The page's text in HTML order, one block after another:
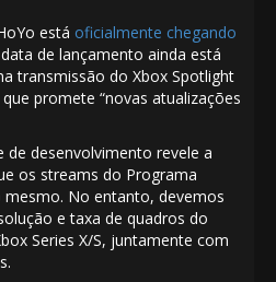
está oficialmente chegando
de lançamento ainda está
transmissão do Xbox Spotlight
promete “novas atualizações
de desenvolvimento revele a
os streams do Programa
mesmo. No entanto, devemos
e taxa de quadros do
Series X/S, juntamente com